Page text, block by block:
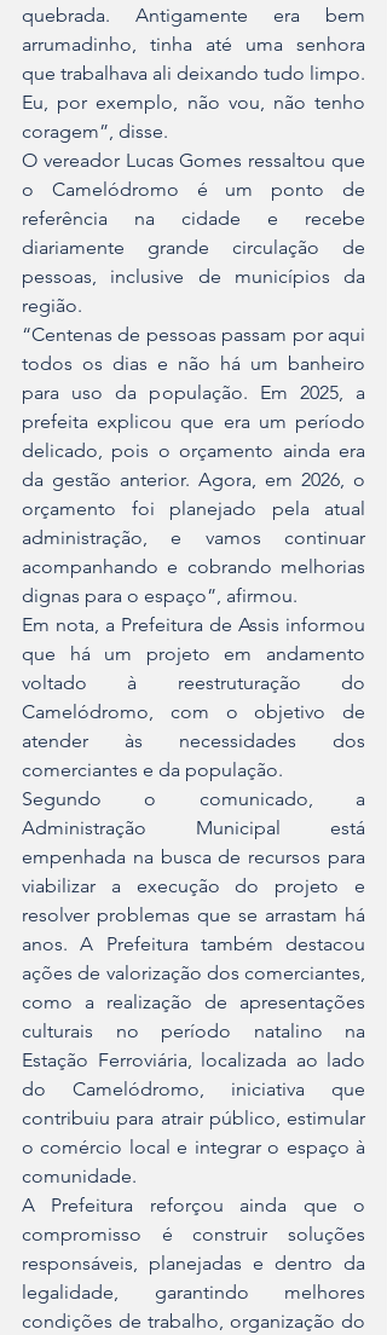
quebrada. Antigamente era bem
arrumadinho, tinha até uma senhora
que trabalhava ali deixando tudo limpo.
Eu, por exemplo, não vou, não tenho
coragem”, disse.
O vereador Lucas Gomes ressaltou que
o Camelódromo é um ponto de
referência na cidade e recebe
diariamente grande circulação de
pessoas, inclusive de municípios da
região.
“Centenas de pessoas passam por aqui
todos os dias e não há um banheiro
para uso da população. Em 2025, a
prefeita explicou que era um período
delicado, pois o orçamento ainda era
da gestão anterior. Agora, em 2026, o
orçamento foi planejado pela atual
administração, e vamos continuar
acompanhando e cobrando melhorias
dignas para o espaço”, afirmou.
Em nota, a Prefeitura de Assis informou
que há um projeto em andamento
voltado à reestruturação do
Camelódromo, com o objetivo de
atender às necessidades dos
comerciantes e da população.
Segundo o comunicado, a
Administração Municipal está
empenhada na busca de recursos para
viabilizar a execução do projeto e
resolver problemas que se arrastam há
anos. A Prefeitura também destacou
ações de valorização dos comerciantes,
como a realização de apresentações
culturais no período natalino na
Estação Ferroviária, localizada ao lado
do Camelódromo, iniciativa que
contribuiu para atrair público, estimular
o comércio local e integrar o espaço à
comunidade.
A Prefeitura reforçou ainda que o
compromisso é construir soluções
responsáveis, planejadas e dentro da
legalidade, garantindo melhores
condições de trabalho, organização do